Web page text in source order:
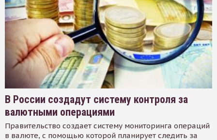
В России создадут систему контроля за
валютными операциями
Правительство создает систему мониторинга операций
в валюте, с помощью которой планирует следить за